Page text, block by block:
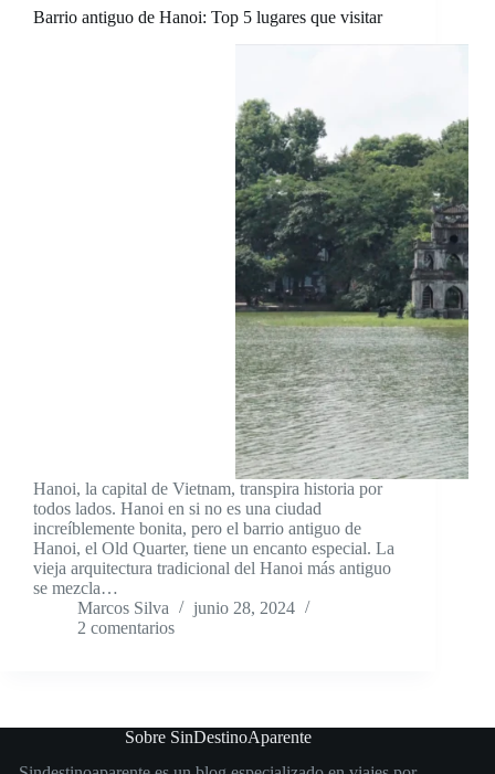
Barrio antiguo de Hanoi: Top 5 lugares que visitar
Hanoi, la capital de Vietnam, transpira historia por
todos lados. Hanoi en si no es una ciudad
increíblemente bonita, pero el barrio antiguo de
Hanoi, el Old Quarter, tiene un encanto especial. La
vieja arquitectura tradicional del Hanoi más antiguo
se mezcla…
Marcos Silva
junio 28, 2024
2 comentarios
Sobre SinDestinoAparente